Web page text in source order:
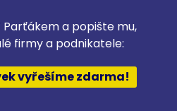
Parťákem a popište mu,
firmy a podnikatele:
vyřešíme zdarma!